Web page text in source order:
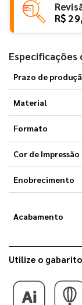
R$
Especificações
Prazo de
Material
Formato
Cor de Impressão
Enobrecimento
Acabamento
Utilize o gabarito